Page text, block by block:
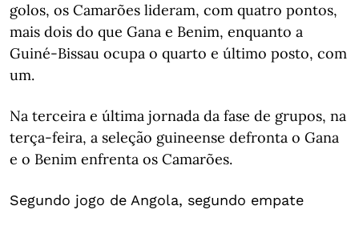
golos, os Camarões lideram, com quatro pontos,
mais dois do que Gana e Benim, enquanto a
Guiné-Bissau ocupa o quarto e último posto, com
um.
Na terceira e última jornada da fase de grupos, na
terça-feira, a seleção guineense defronta o Gana
e o Benim enfrenta os Camarões.
Segundo jogo de Angola, segundo empate